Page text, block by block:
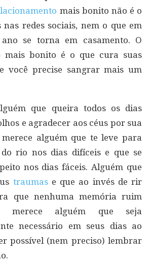
mais bonito não é o
redes sociais, nem o que em
se torna em casamento. O
mais bonito é o que cura suas
você precise sangrar mais um
que queira todos os dias
e agradecer aos céus por sua
merece alguém que te leve para
rio nos dias difíceis e que se
nos dias fáceis. Alguém que
traumase que ao invés de rir
que nenhuma memória ruim
merece alguém que seja
necessário em seus dias ao
possível (nem preciso) lembrar